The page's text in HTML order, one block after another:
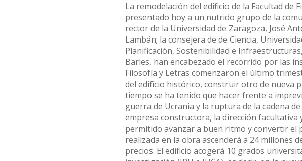
La remodelación del edificio de la Facultad
presentado hoy a un nutrido grupo de la
rector de la Universidad de Zaragoza, José
Lambán; la consejera de de Ciencia,
Planificación, Sostenibilidad e
Barles, han encabezado el recorrido por las
Filosofía y Letras comenzaron el último
del edificio histórico, construir otro de nueva
tiempo se ha tenido que hacer frente a
guerra de Ucrania y la ruptura de la cadena
empresa constructora, la dirección
permitido avanzar a buen ritmo y convertir el
realizada en la obra ascenderá a 24 millones
precios. El edificio acogerá 10 grados